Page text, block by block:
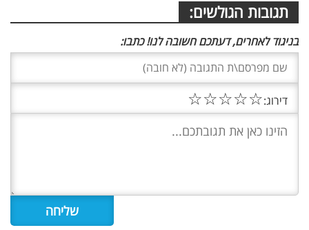
תגובות הגולשים:
בניגוד לאחרים, דעתכם חשובה לנו! כתבו:
דירוג:☆
☆
☆
☆
☆